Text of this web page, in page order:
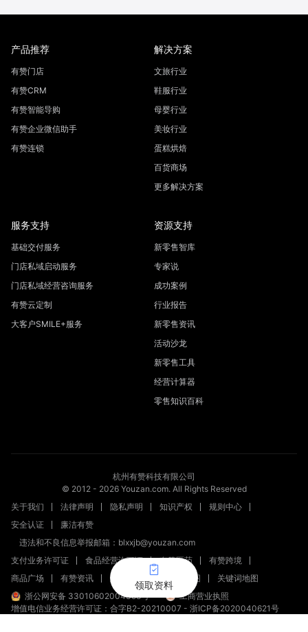
领取资料
产品推荐
有赞门店
有赞CRM
有赞智能导购
有赞企业微信助手
有赞连锁
解决方案
文旅行业
鞋服行业
母婴行业
美妆行业
蛋糕烘焙
百货商场
更多解决方案
服务支持
基础交付服务
门店私域启动服务
门店私域经营咨询服务
有赞云定制
大客户SMILE+服务
资源支持
新零售智库
专家说
成功案例
行业报告
新零售资讯
活动沙龙
新零售工具
经营计算器
零售知识百科
杭州有赞科技有限公司
© 2012 - 2026Youzan.com. All Rights Reserved
关于我们
法律声明 隐私声明 知识产权
规则中心
安全认证
廉洁有赞
违法和不良信息举报邮箱：blxxjb@youzan.com
支付业务许可证
食品经营许可证 有赞医药
有赞跨境
商品广场
有赞资讯 新零售文章 站点地图
关键词地图
浙公网安备 33010602004358号
工商营业执照
增值电信业务经营许可证：合字B2-20210007 - 浙ICP备2020040621号